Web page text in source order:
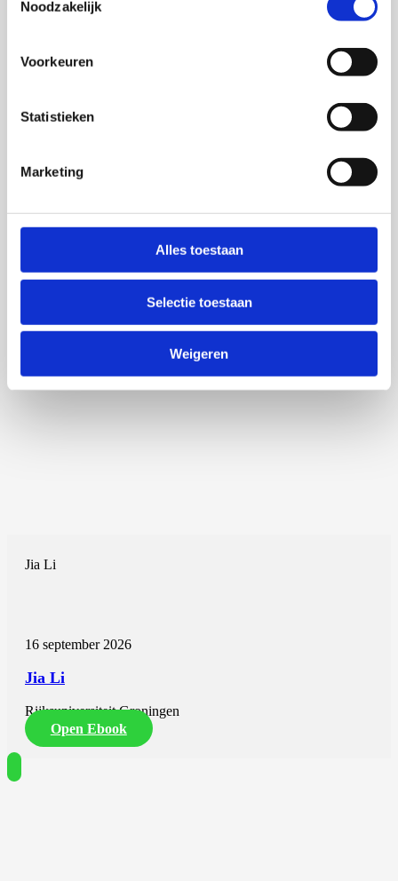
Noodzakelijk
Voorkeuren
Statistieken
Marketing
Alles toestaan
Selectie toestaan
Weigeren
Jia Li
16 september 2026
Jia Li
Rijksuniversiteit Groningen
Open Ebook